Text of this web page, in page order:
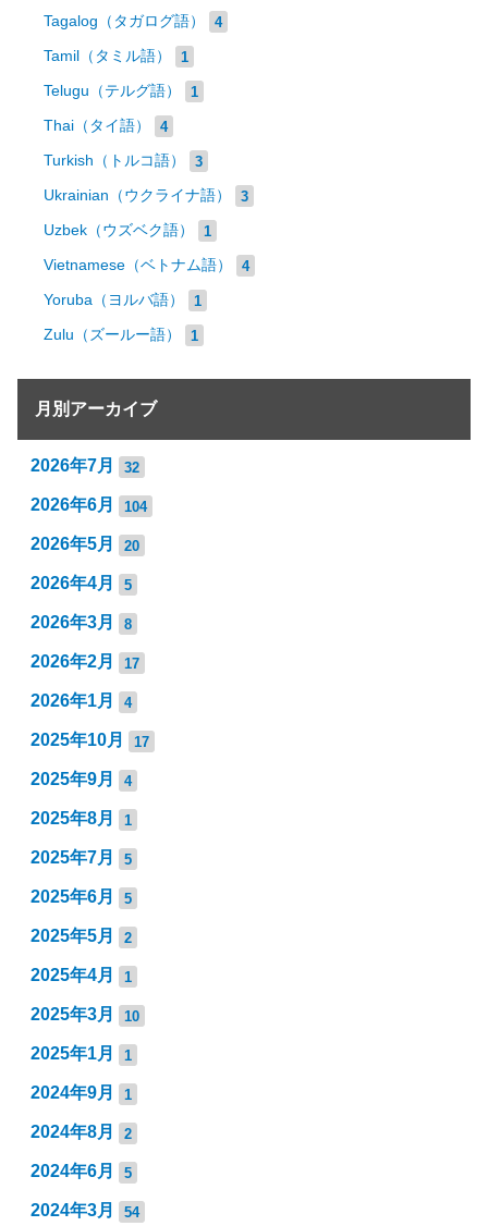
Tagalog（タガログ語） 4
Tamil（タミル語） 1
Telugu（テルグ語） 1
Thai（タイ語） 4
Turkish（トルコ語） 3
Ukrainian（ウクライナ語） 3
Uzbek（ウズベク語） 1
Vietnamese（ベトナム語） 4
Yoruba（ヨルバ語） 1
Zulu（ズールー語） 1
月別アーカイブ
2026年7月 32
2026年6月 104
2026年5月 20
2026年4月 5
2026年3月 8
2026年2月 17
2026年1月 4
2025年10月 17
2025年9月 4
2025年8月 1
2025年7月 5
2025年6月 5
2025年5月 2
2025年4月 1
2025年3月 10
2025年1月 1
2024年9月 1
2024年8月 2
2024年6月 5
2024年3月 54